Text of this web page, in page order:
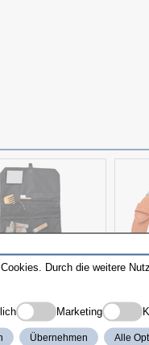
Durch die weitere
Marketing
Übernehmen Alle